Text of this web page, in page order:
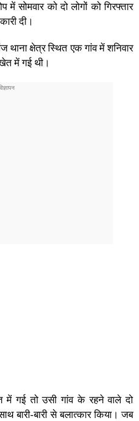
सोमवार को दो लोगों को गिरफ्तार
दी।
थाना क्षेत्र स्थित एक गांव में शनिवार
में गई थी।
में गई तो उसी गांव के रहने वाले दो
बारी-बारी से बलात्कार किया। जब